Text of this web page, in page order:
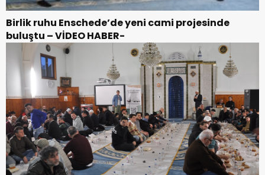
Birlik ruhu Enschede’de yeni cami projesinde
buluştu – VİDEO HABER-